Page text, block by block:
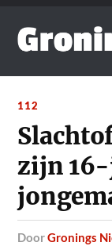
112
zijn
doorGronings